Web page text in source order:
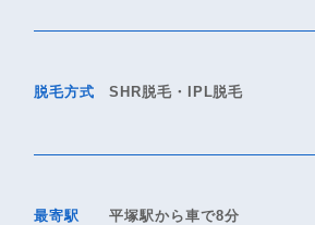
脱毛方式 SHR脱毛・IPL脱毛
最寄駅 平塚駅から車で8分